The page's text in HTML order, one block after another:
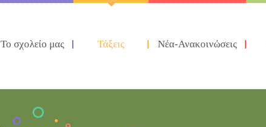
Το σχολείο μας Τάξεις Νέα-Ανακοινώσεις